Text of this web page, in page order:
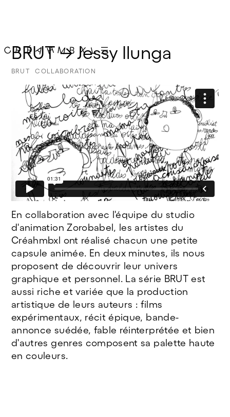
BRUT → Jessy Ilunga
BRUT COLLABORATION
En collaboration avec l'équipe du studio
d'animation Zorobabel, les artistes du
Créahmbxl ont réalisé chacun une petite
capsule animée. En deux minutes, ils nous
proposent de découvrir leur univers
graphique et personnel. La série BRUT est
aussi riche et variée que la production
artistique de leurs auteurs : films
expérimentaux, récit épique, bande-
annonce suédée, fable réinterprétée et bien
d'autres genres composent sa palette haute
en couleurs.